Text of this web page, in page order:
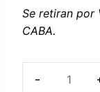
Se retiran por
CABA.